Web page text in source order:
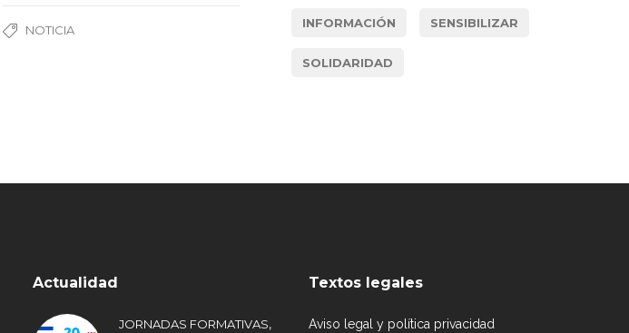
NOTICIA
INFORMACIÓN SENSIBILIZAR
SOLIDARIDAD
Actualidad
JORNADAS FORMATIVAS,
Textos legales
Aviso legal y política privacidad